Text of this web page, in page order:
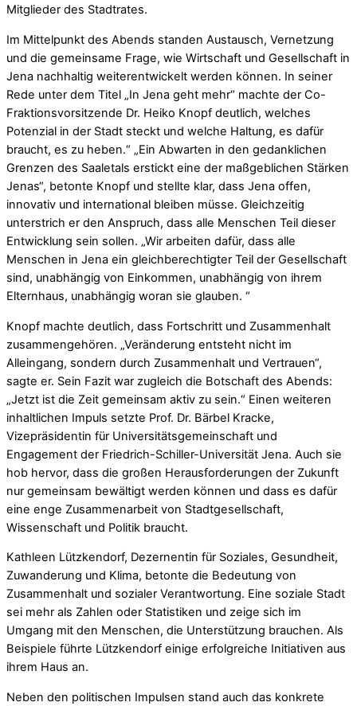
Mitglieder des Stadtrates.
Im Mittelpunkt des Abends standen Austausch, Vernetzung
und die gemeinsame Frage, wie Wirtschaft und Gesellschaft in
Jena nachhaltig weiterentwickelt werden können. In seiner
Rede unter dem Titel „In Jena geht mehr“ machte der Co-
Fraktionsvorsitzende Dr. Heiko Knopf deutlich, welches
Potenzial in der Stadt steckt und welche Haltung, es dafür
braucht, es zu heben.“ „Ein Abwarten in den gedanklichen
Grenzen des Saaletals erstickt eine der maßgeblichen Stärken
Jenas“, betonte Knopf und stellte klar, dass Jena offen,
innovativ und international bleiben müsse. Gleichzeitig
unterstrich er den Anspruch, dass alle Menschen Teil dieser
Entwicklung sein sollen. „Wir arbeiten dafür, dass alle
Menschen in Jena ein gleichberechtigter Teil der Gesellschaft
sind, unabhängig von Einkommen, unabhängig von ihrem
Elternhaus, unabhängig woran sie glauben. “
Knopf machte deutlich, dass Fortschritt und Zusammenhalt
zusammengehören. „Veränderung entsteht nicht im
Alleingang, sondern durch Zusammenhalt und Vertrauen“,
sagte er. Sein Fazit war zugleich die Botschaft des Abends:
„Jetzt ist die Zeit gemeinsam aktiv zu sein.“ Einen weiteren
inhaltlichen Impuls setzte Prof. Dr. Bärbel Kracke,
Vizepräsidentin für Universitätsgemeinschaft und
Engagement der Friedrich-Schiller-Universität Jena. Auch sie
hob hervor, dass die großen Herausforderungen der Zukunft
nur gemeinsam bewältigt werden können und dass es dafür
eine enge Zusammenarbeit von Stadtgesellschaft,
Wissenschaft und Politik braucht.
Kathleen Lützkendorf, Dezernentin für Soziales, Gesundheit,
Zuwanderung und Klima, betonte die Bedeutung von
Zusammenhalt und sozialer Verantwortung. Eine soziale Stadt
sei mehr als Zahlen oder Statistiken und zeige sich im
Umgang mit den Menschen, die Unterstützung brauchen. Als
Beispiele führte Lützkendorf einige erfolgreiche Initiativen aus
ihrem Haus an.
Neben den politischen Impulsen stand auch das konkrete